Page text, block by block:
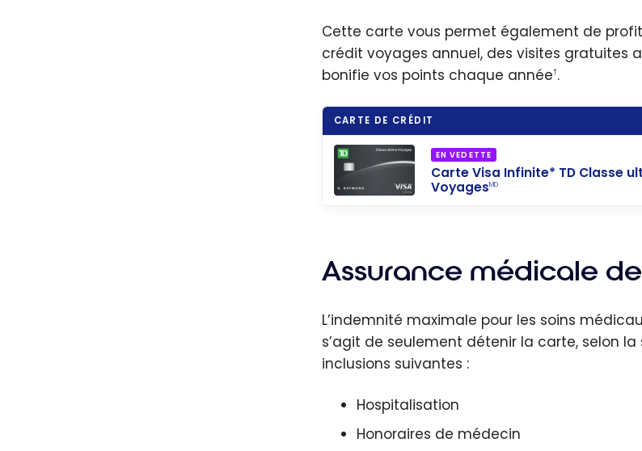
Cette carte vous permet également de
crédit voyages annuel, des visites gratuites
bonifie vos points chaque année†.
CARTE DE CRÉDIT
EN VEDETTE
Carte Visa Infinite* TD Classe
VoyagesMD
Assurance médicale
L’indemnité maximale pour les soins
s’agit de seulement détenir la carte, selon la
inclusions suivantes :
Hospitalisation
Honoraires de médecin